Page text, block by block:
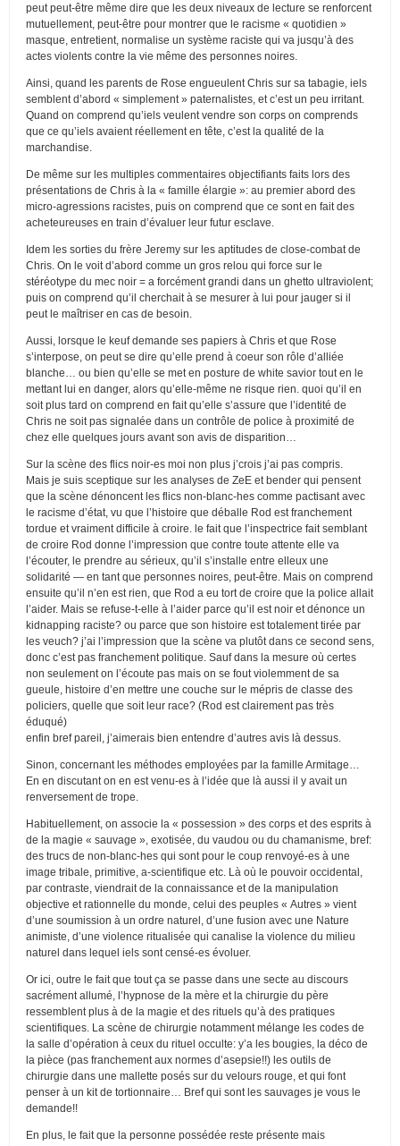
peut peut-être même dire que les deux niveaux de lecture se renforcent
mutuellement, peut-être pour montrer que le racisme « quotidien »
masque, entretient, normalise un système raciste qui va jusqu’à des
actes violents contre la vie même des personnes noires.
Ainsi, quand les parents de Rose engueulent Chris sur sa tabagie, iels
semblent d’abord « simplement » paternalistes, et c’est un peu irritant.
Quand on comprend qu’iels veulent vendre son corps on comprends
que ce qu’iels avaient réellement en tête, c’est la qualité de la
marchandise.
De même sur les multiples commentaires objectifiants faits lors des
présentations de Chris à la « famille élargie »: au premier abord des
micro-agressions racistes, puis on comprend que ce sont en fait des
acheteureuses en train d’évaluer leur futur esclave.
Idem les sorties du frère Jeremy sur les aptitudes de close-combat de
Chris. On le voit d’abord comme un gros relou qui force sur le
stéréotype du mec noir = a forcément grandi dans un ghetto ultraviolent;
puis on comprend qu’il cherchait à se mesurer à lui pour jauger si il
peut le maîtriser en cas de besoin.
Aussi, lorsque le keuf demande ses papiers à Chris et que Rose
s’interpose, on peut se dire qu’elle prend à coeur son rôle d’alliée
blanche… ou bien qu’elle se met en posture de white savior tout en le
mettant lui en danger, alors qu’elle-même ne risque rien. quoi qu’il en
soit plus tard on comprend en fait qu’elle s’assure que l’identité de
Chris ne soit pas signalée dans un contrôle de police à proximité de
chez elle quelques jours avant son avis de disparition…
Sur la scène des flics noir-es moi non plus j’crois j’ai pas compris.
Mais je suis sceptique sur les analyses de ZeE et bender qui pensent
que la scène dénoncent les flics non-blanc-hes comme pactisant avec
le racisme d’état, vu que l’histoire que déballe Rod est franchement
tordue et vraiment difficile à croire. le fait que l’inspectrice fait semblant
de croire Rod donne l’impression que contre toute attente elle va
l’écouter, le prendre au sérieux, qu’il s’installe entre elleux une
solidarité — en tant que personnes noires, peut-être. Mais on comprend
ensuite qu’il n’en est rien, que Rod a eu tort de croire que la police allait
l’aider. Mais se refuse-t-elle à l’aider parce qu’il est noir et dénonce un
kidnapping raciste? ou parce que son histoire est totalement tirée par
les veuch? j’ai l’impression que la scène va plutôt dans ce second sens,
donc c’est pas franchement politique. Sauf dans la mesure où certes
non seulement on l’écoute pas mais on se fout violemment de sa
gueule, histoire d’en mettre une couche sur le mépris de classe des
policiers, quelle que soit leur race? (Rod est clairement pas très
éduqué)
enfin bref pareil, j’aimerais bien entendre d’autres avis là dessus.
Sinon, concernant les méthodes employées par la famille Armitage…
En en discutant on en est venu-es à l’idée que là aussi il y avait un
renversement de trope.
Habituellement, on associe la « possession » des corps et des esprits à
de la magie « sauvage », exotisée, du vaudou ou du chamanisme, bref:
des trucs de non-blanc-hes qui sont pour le coup renvoyé-es à une
image tribale, primitive, a-scientifique etc. Là où le pouvoir occidental,
par contraste, viendrait de la connaissance et de la manipulation
objective et rationnelle du monde, celui des peuples « Autres » vient
d’une soumission à un ordre naturel, d’une fusion avec une Nature
animiste, d’une violence ritualisée qui canalise la violence du milieu
naturel dans lequel iels sont censé-es évoluer.
Or ici, outre le fait que tout ça se passe dans une secte au discours
sacrément allumé, l’hypnose de la mère et la chirurgie du père
ressemblent plus à de la magie et des rituels qu’à des pratiques
scientifiques. La scène de chirurgie notamment mélange les codes de
la salle d’opération à ceux du rituel occulte: y’a les bougies, la déco de
la pièce (pas franchement aux normes d’asepsie!!) les outils de
chirurgie dans une mallette posés sur du velours rouge, et qui font
penser à un kit de tortionnaire… Bref qui sont les sauvages je vous le
demande!!
En plus, le fait que la personne possédée reste présente mais